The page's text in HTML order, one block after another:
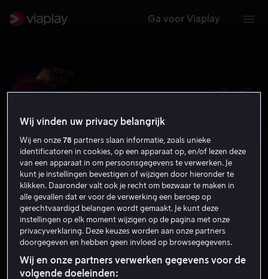
Ga voor Viaplay
F1 Talks – with Max Verstappen
Documentaire Sportprogramma's 2022 AL
Probeer het nu
Wij vinden uw privacy belangrijk
Wij en onze78 partners slaan informatie, zoals unieke
identificatoren in cookies, op een apparaat op, en/of lezen deze
van een apparaat in om persoonsgegevens te verwerken. Je
kunt je instellingen bevestigen of wijzigen door hieronder te
klikken. Daaronder valt ook je recht om bezwaar te maken in
alle gevallen dat er voor de verwerking een beroep op
gerechtvaardigd belangen wordt gemaakt. Je kunt deze
instellingen op elk moment wijzigen op de pagina met onze
privacyverklaring. Deze keuzes worden aan onze partners
doorgegeven en hebben geen invloed op browsegegevens.
Wij en onze partners verwerken gegevens voor de
volgende doeleinden: